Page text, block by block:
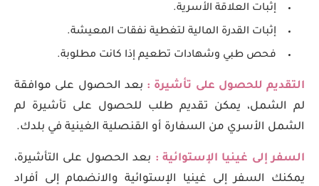
إثبات العلاقة الأسرية.
إثبات القدرة المالية لتغطية نفقات المعيشة.
فحص طبي وشهادات تطعيم إذا كانت مطلوبة.
التقديم للحصول على تأشيرة : بعد الحصول على موافقة
لم الشمل، يمكن تقديم طلب للحصول على تأشيرة لم
الشمل الأسري من السفارة أو القنصلية الغينية في بلدك.
السفر إلى غينيا الإستوائية : بعد الحصول على التأشيرة،
يمكنك السفر إلى غينيا الإستوائية والانضمام إلى أفراد